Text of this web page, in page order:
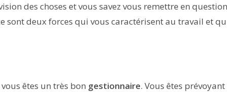
des choses et vous savez vous remettre en question
sont deux forces qui vous caractérisent au travail et
êtes un très bon gestionnaire. Vous êtes prévoyant